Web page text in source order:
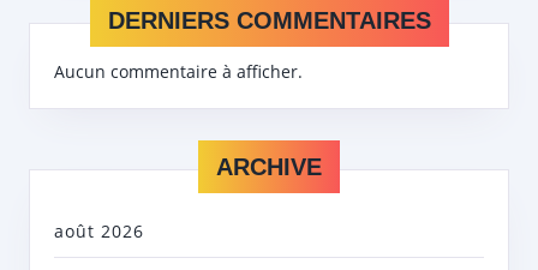
DERNIERS COMMENTAIRES
Aucun commentaire à afficher.
ARCHIVE
août 2026